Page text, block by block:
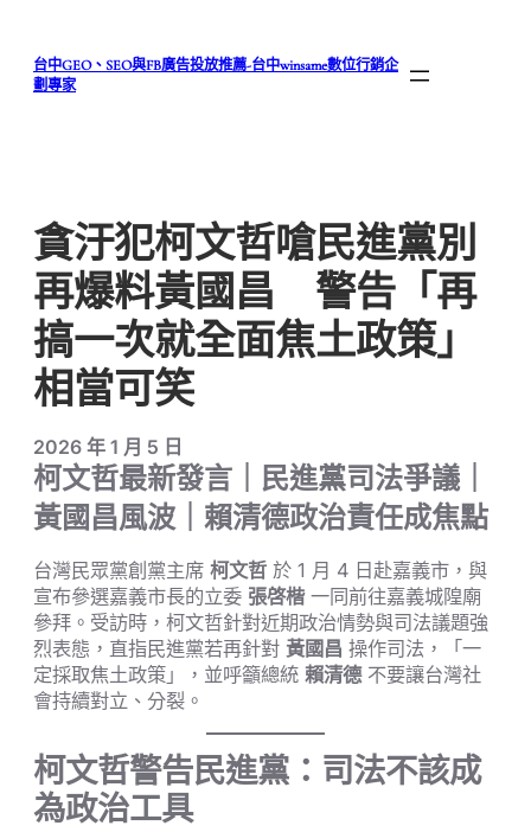
台中GEO、SEO與FB廣告投放推薦-台中winsame數位行銷企
劃專家
貪汙犯柯文哲嗆民進黨別
再爆料黃國昌 警告「再
搞一次就全面焦土政策」
相當可笑
2026 年 1 月 5 日
柯文哲最新發言｜民進黨司法爭議｜
黃國昌風波｜賴清德政治責任成焦點
台灣民眾黨創黨主席 柯文哲 於 1 月 4 日赴嘉義市，與
宣布參選嘉義市長的立委 張啓楷一同前往嘉義城隍廟
參拜。受訪時，柯文哲針對近期政治情勢與司法議題強
烈表態，直指民進黨若再針對 黃國昌 操作司法，「一
定採取焦土政策」，並呼籲總統 賴清德不要讓台灣社
會持續對立、分裂。
柯文哲警告民進黨：司法不該成
為政治工具